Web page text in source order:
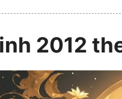
2012